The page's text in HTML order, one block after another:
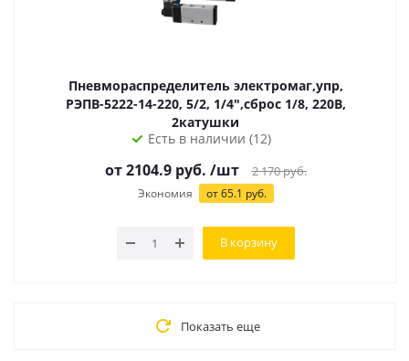
Пневмораспределитель электромаг,упр,
РЭПВ-5222-14-220, 5/2, 1/4",сброс 1/8, 220В,
2катушки
Есть в наличии (12)
от 2104.9 руб. /шт 2 170руб.
Экономия от 65.1 руб.
В корзину
Показать еще